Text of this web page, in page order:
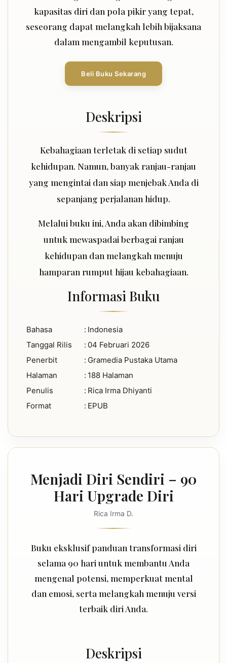
kapasitas diri dan pola pikir yang tepat,
seseorang dapat melangkah lebih bijaksana
dalam mengambil keputusan.
Beli Buku Sekarang
Deskripsi
Kebahagiaan terletak di setiap sudut
kehidupan. Namun, banyak ranjau-ranjau
yang mengintai dan siap menjebak Anda di
sepanjang perjalanan hidup.
Melalui buku ini, Anda akan dibimbing
untuk mewaspadai berbagai ranjau
kehidupan dan melangkah menuju
hamparan rumput hijau kebahagiaan.
Informasi Buku
Bahasa : Indonesia
Tanggal Rilis
: 04 Februari 2026
Penerbit
: Gramedia Pustaka Utama
Halaman
: 188 Halaman
Penulis
: Rica Irma Dhiyanti
Format
: EPUB
Menjadi Diri Sendiri – 90
Hari Upgrade Diri
Rica Irma D.
Buku eksklusif panduan transformasi diri
selama 90 hari untuk membantu Anda
mengenal potensi, memperkuat mental
dan emosi, serta melangkah menuju versi
terbaik diri Anda.
Deskripsi